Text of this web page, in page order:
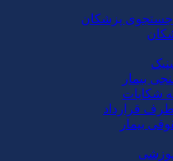
پزشکان
بیمار
شکایات
قرارداد
بیمار